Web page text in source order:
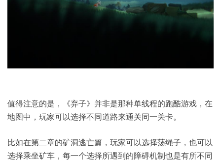
值得注意的是，《弃子》并非是那种单线程的跑酷游戏，在
地图中，玩家可以选择不同道路来通关同一关卡。
比如在第二章的矿洞逃亡篇，玩家可以选择荡绳子，也可以
选择乘坐矿车，每一个选择所遇到的障碍机制也是有所不同